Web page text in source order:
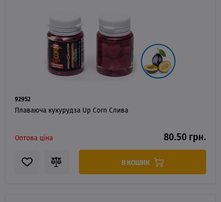
92952
Плаваюча кукурудза Up Corn Слива
Оптова ціна 80.50 грн.
В КОШИК